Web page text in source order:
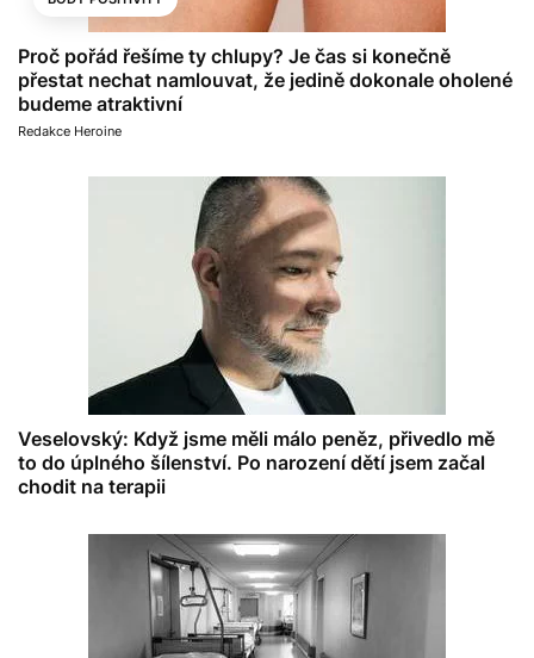
Proč pořád řešíme ty chlupy? Je čas si konečně
přestat nechat namlouvat, že jedině dokonale oholené
budeme atraktivní
Redakce Heroine
Veselovský: Když jsme měli málo peněz, přivedlo mě
to do úplného šílenství. Po narození dětí jsem začal
chodit na terapii